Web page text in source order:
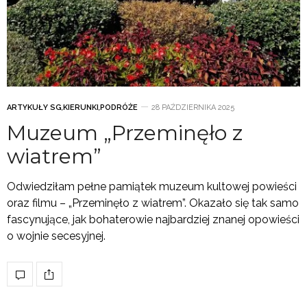
ARTYKUŁY SG,KIERUNKI ,PODRÓŻE 28 PAŹDZIERNIKA 2025
Muzeum „Przeminęło z
wiatrem”
Odwiedziłam pełne pamiątek muzeum kultowej powieści
oraz filmu – „Przeminęło z wiatrem”. Okazało się tak samo
fascynujące, jak bohaterowie najbardziej znanej opowieści
o wojnie secesyjnej.